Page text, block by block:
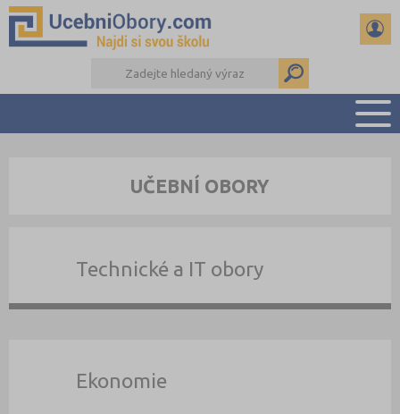
PŘÍPRAVA NA PŘIJÍMAČKY
DALŠÍ DRUHY ŠKOL
UČEBNÍ OBORY
Technické a IT obory
Ekonomie